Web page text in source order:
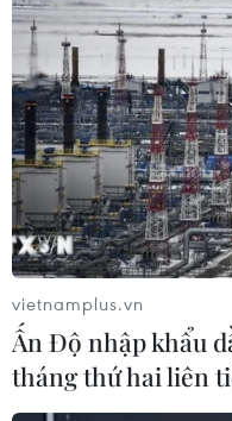
vietnamplus.vn
Ấn Độ nhập khẩu
tháng thứ hai liên